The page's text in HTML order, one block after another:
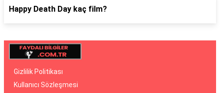
Happy Death Day kaç film?
Gizlilik Politikası
Kullanıcı Sözleşmesi